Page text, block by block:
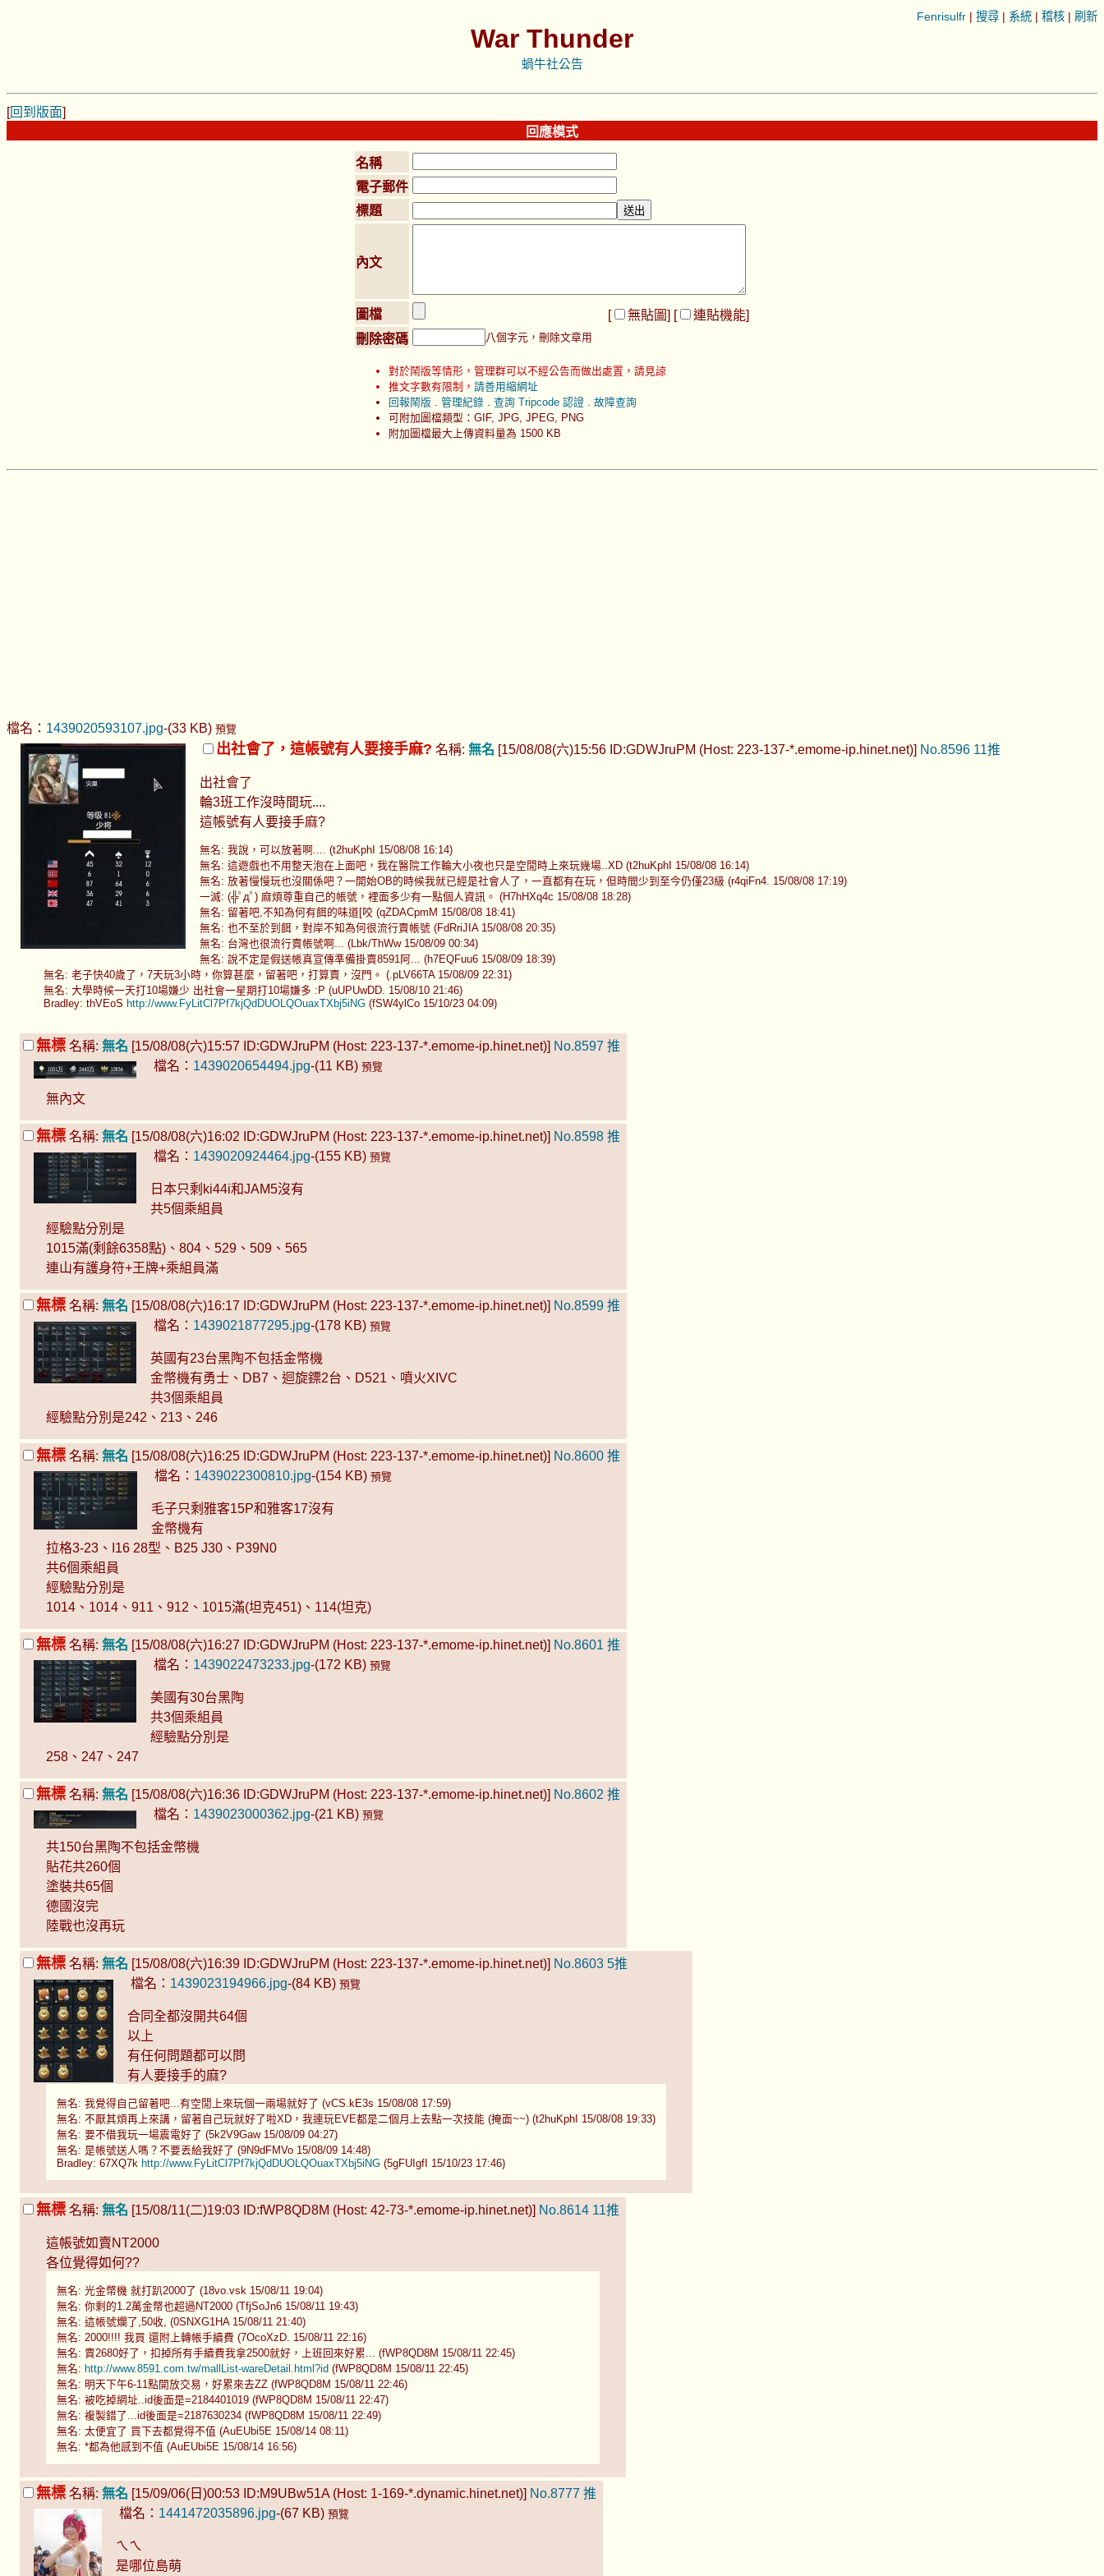
Fenrisulfr | 搜尋 | 系統 | 稽核 | 刷新
War Thunder
蝸牛社公告
[回到版面]
回應模式
名稱
電子郵件
標題
內文
圖檔 [ 無貼圖] [ 連貼機能]
刪除密碼
八個字元，刪除文章用
對於鬧版等情形，管理群可以不經公告而做出處置，請見諒
推文字數有限制， 請善用縮網址
回報鬧版
管理紀錄. 查詢 Tripcode 認證. 故障查詢
可附加圖檔類型：GIF, JPG, JPEG, PNG
附加圖檔最大上傳資料量為 1500 KB
檔名： 1439020593107.jpg-(33 KB) 預覽
出社會了，這帳號有人要接手麻? 名稱: 無名 [15/08/08(六)15:56 ID:GDWJruPM (Host: 223-137-*.emome-ip.hinet.net)] No.8596 11推
出社會了
輪3班工作沒時間玩....
這帳號有人要接手麻?
無名: 我說，可以放著啊.... (t2huKphI 15/08/08 16:14)
無名: 這遊戲也不用整天泡在上面吧，我在醫院工作輪大小夜也只是空閒時上來玩幾場..XD (t2huKphI 15/08/08 16:14)
無名: 放著慢慢玩也沒關係吧？一開始OB的時候我就已經是社會人了，一直都有在玩，但時間少到至今仍僅23級 (r4qiFn4. 15/08/08 17:19)
一滅: (╬ﾟдﾟ) 麻煩尊重自己的帳號，裡面多少有一點個人資訊。 (H7hHXq4c 15/08/08 18:28)
無名: 留著吧,不知為何有餌的味道[咬 (qZDACpmM 15/08/08 18:41)
無名: 也不至於到餌，對岸不知為何很流行賣帳號 (FdRriJIA 15/08/08 20:35)
無名: 台灣也很流行賣帳號啊... (Lbk/ThWw 15/08/09 00:34)
無名: 說不定是假送帳真宣傳準備掛賣8591阿... (h7EQFuu6 15/08/09 18:39)
無名: 老子快40歲了，7天玩3小時，你算甚麼，留著吧，打算賣，沒門。 (.pLV66TA 15/08/09 22:31)
無名: 大學時候一天打10場嫌少 出社會一星期打10場嫌多 :P (uUPUwDD. 15/08/10 21:46)
Bradley: thVEoS http://www.FyLitCl7Pf7kjQdDUOLQOuaxTXbj5iNG (fSW4ylCo 15/10/23 04:09)
無標 名稱: 無名 [15/08/08(六)15:57 ID:GDWJruPM (Host: 223-137-*.emome-ip.hinet.net)] No.8597 推
檔名： 1439020654494.jpg-(11 KB) 預覽
無內文
無標 名稱: 無名 [15/08/08(六)16:02 ID:GDWJruPM (Host: 223-137-*.emome-ip.hinet.net)] No.8598 推
檔名： 1439020924464.jpg-(155 KB) 預覽
日本只剩ki44i和JAM5沒有
共5個乘組員
經驗點分別是
1015滿(剩餘6358點)、804、529、509、565
連山有護身符+王牌+乘組員滿
無標 名稱: 無名 [15/08/08(六)16:17 ID:GDWJruPM (Host: 223-137-*.emome-ip.hinet.net)] No.8599 推
檔名： 1439021877295.jpg-(178 KB) 預覽
英國有23台黑陶不包括金幣機
金幣機有勇士、DB7、迴旋鏢2台、D521、噴火XIVC
共3個乘組員
經驗點分別是242、213、246
無標 名稱: 無名 [15/08/08(六)16:25 ID:GDWJruPM (Host: 223-137-*.emome-ip.hinet.net)] No.8600 推
檔名： 1439022300810.jpg-(154 KB) 預覽
毛子只剩雅客15P和雅客17沒有
金幣機有
拉格3-23、I16 28型、B25 J30、P39N0
共6個乘組員
經驗點分別是
1014、1014、911、912、1015滿(坦克451)、114(坦克)
無標 名稱: 無名 [15/08/08(六)16:27 ID:GDWJruPM (Host: 223-137-*.emome-ip.hinet.net)] No.8601 推
檔名： 1439022473233.jpg-(172 KB) 預覽
美國有30台黑陶
共3個乘組員
經驗點分別是
258、247、247
無標 名稱: 無名 [15/08/08(六)16:36 ID:GDWJruPM (Host: 223-137-*.emome-ip.hinet.net)] No.8602 推
檔名： 1439023000362.jpg-(21 KB) 預覽
共150台黑陶不包括金幣機
貼花共260個
塗裝共65個
德國沒完
陸戰也沒再玩
無標 名稱: 無名 [15/08/08(六)16:39 ID:GDWJruPM (Host: 223-137-*.emome-ip.hinet.net)] No.8603 5推
檔名： 1439023194966.jpg-(84 KB) 預覽
合同全都沒開共64個
以上
有任何問題都可以問
有人要接手的麻?
無名: 我覺得自己留著吧...有空閒上來玩個一兩場就好了 (vCS.kE3s 15/08/08 17:59)
無名: 不厭其煩再上來講，留著自己玩就好了啦XD，我連玩EVE都是二個月上去點一次技能 (掩面~~) (t2huKphI 15/08/08 19:33)
無名: 要不借我玩一場震電好了 (5k2V9Gaw 15/08/09 04:27)
無名: 是帳號送人嗎？不要丟給我好了 (9N9dFMVo 15/08/09 14:48)
Bradley: 67XQ7k http://www.FyLitCl7Pf7kjQdDUOLQOuaxTXbj5iNG (5gFUIgfI 15/10/23 17:46)
無標 名稱: 無名 [15/08/11(二)19:03 ID:fWP8QD8M (Host: 42-73-*.emome-ip.hinet.net)] No.8614 11推
這帳號如賣NT2000
各位覺得如何??
無名: 光金幣機 就打趴2000了 (18vo.vsk 15/08/11 19:04)
無名: 你剩的1.2萬金幣也超過NT2000 (TfjSoJn6 15/08/11 19:43)
無名: 這帳號爛了,50收, (0SNXG1HA 15/08/11 21:40)
無名: 2000!!!! 我買 還附上轉帳手續費 (7OcoXzD. 15/08/11 22:16)
無名: 賣2680好了，扣掉所有手續費我拿2500就好，上班回來好累... (fWP8QD8M 15/08/11 22:45)
無名: http://www.8591.com.tw/mallList-wareDetail.html?id (fWP8QD8M 15/08/11 22:45)
無名: 明天下午6-11點開放交易，好累來去ZZ (fWP8QD8M 15/08/11 22:46)
無名: 被吃掉網址..id後面是=2184401019 (fWP8QD8M 15/08/11 22:47)
無名: 複製錯了...id後面是=2187630234 (fWP8QD8M 15/08/11 22:49)
無名: 太便宜了 買下去都覺得不值 (AuEUbi5E 15/08/14 08:11)
無名: *都為他感到不值 (AuEUbi5E 15/08/14 16:56)
無標 名稱: 無名 [15/09/06(日)00:53 ID:M9UBw51A (Host: 1-169-*.dynamic.hinet.net)] No.8777 推
檔名： 1441472035896.jpg-(67 KB) 預覽
ㄟㄟ
是哪位島萌